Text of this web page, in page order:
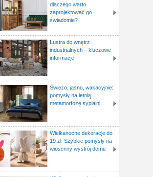
dlaczego warto
zaprojektować go
świadomie?
Lustra do wnętrz
industrialnych – kluczowe
informacje
Świeżo, jasno, wakacyjnie:
pomysły na letnią
metamorfozę sypialni
Wielkanocne dekoracje do
19 zł. Szybkie pomysły na
wiosenny wystrój domu